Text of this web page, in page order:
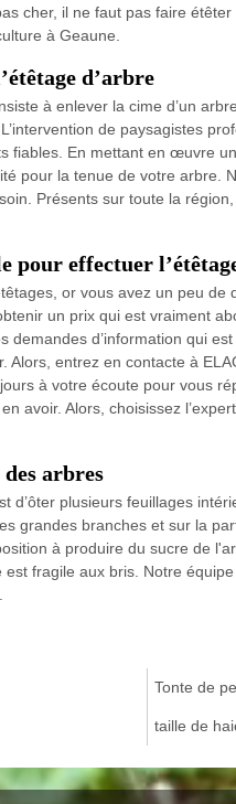
cher, il ne faut pas faire
à Geaune.
d’arbre
à enlever la cime d’un
de paysagistes
fiables. En mettant en œuvre
pour la tenue de votre arbre.
Présents sur toute la
pour effectuer
or vous avez un peu de
un prix qui est vraiment
demandes d’information qui
Alors, entrez en contacte à
à votre écoute pour vous
avoir. Alors, choisissez
arbres
d’ôter plusieurs feuillages
grandes branches et sur la
à produire du sucre de
fragile aux bris. Notre
Tonte de
taille de